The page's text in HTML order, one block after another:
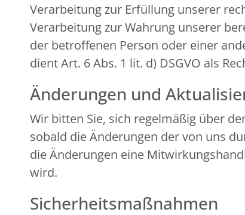
Verarbeitung zur Erfüllung unserer
Verarbeitung zur Wahrung unserer
der betroffenen Person oder einer
dient Art. 6 Abs. 1 lit. d) DSGVO als
Änderungen und
Wir bitten Sie, sich regelmäßig über
sobald die Änderungen der von uns
die Änderungen eine
wird.
Sicherheitsmaßnahmen